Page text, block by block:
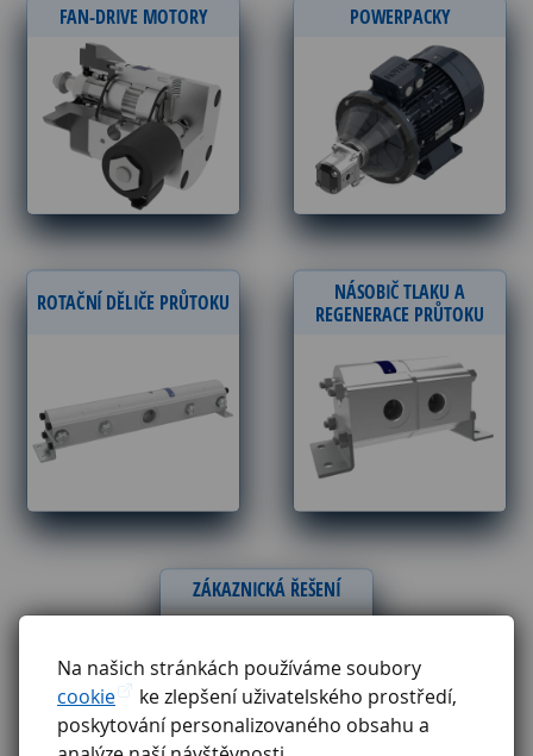
Na našich stránkách používáme soubory
cookie
ke zlepšení uživatelského prostředí,
poskytování personalizovaného obsahu a
FAN-DRIVE MOTORY POWERPACKY
ROTAČNÍ DĚLIČE PRŮTOKU
NÁSOBIČ TLAKU A
REGENERACE PRŮTOKU
ZÁKAZNICKÁ ŘEŠENÍ